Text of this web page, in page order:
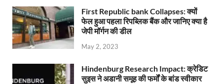
First Republic bank Collapses: क्यों
फेल हुआ पहला रिपब्लिक बैंक और जानिए क्या है
जेपी मॉर्गन की डील
May 2, 2023
Hindenburg Research Impact: क्रेडिट
सुइस ने अडानी समूह की फर्मों के बांड स्वीकार